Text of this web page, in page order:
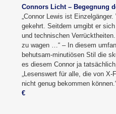
Connors Licht – Begegnung
„Connor Lewis ist
gekehrt. Seitdem umgibt er
und technischen
zu wagen …“ – In diesem
behutsam-minutiösen Stil die
es diesem Connor ja
„Lesenswert für alle, die von
nicht genug bekommen
€